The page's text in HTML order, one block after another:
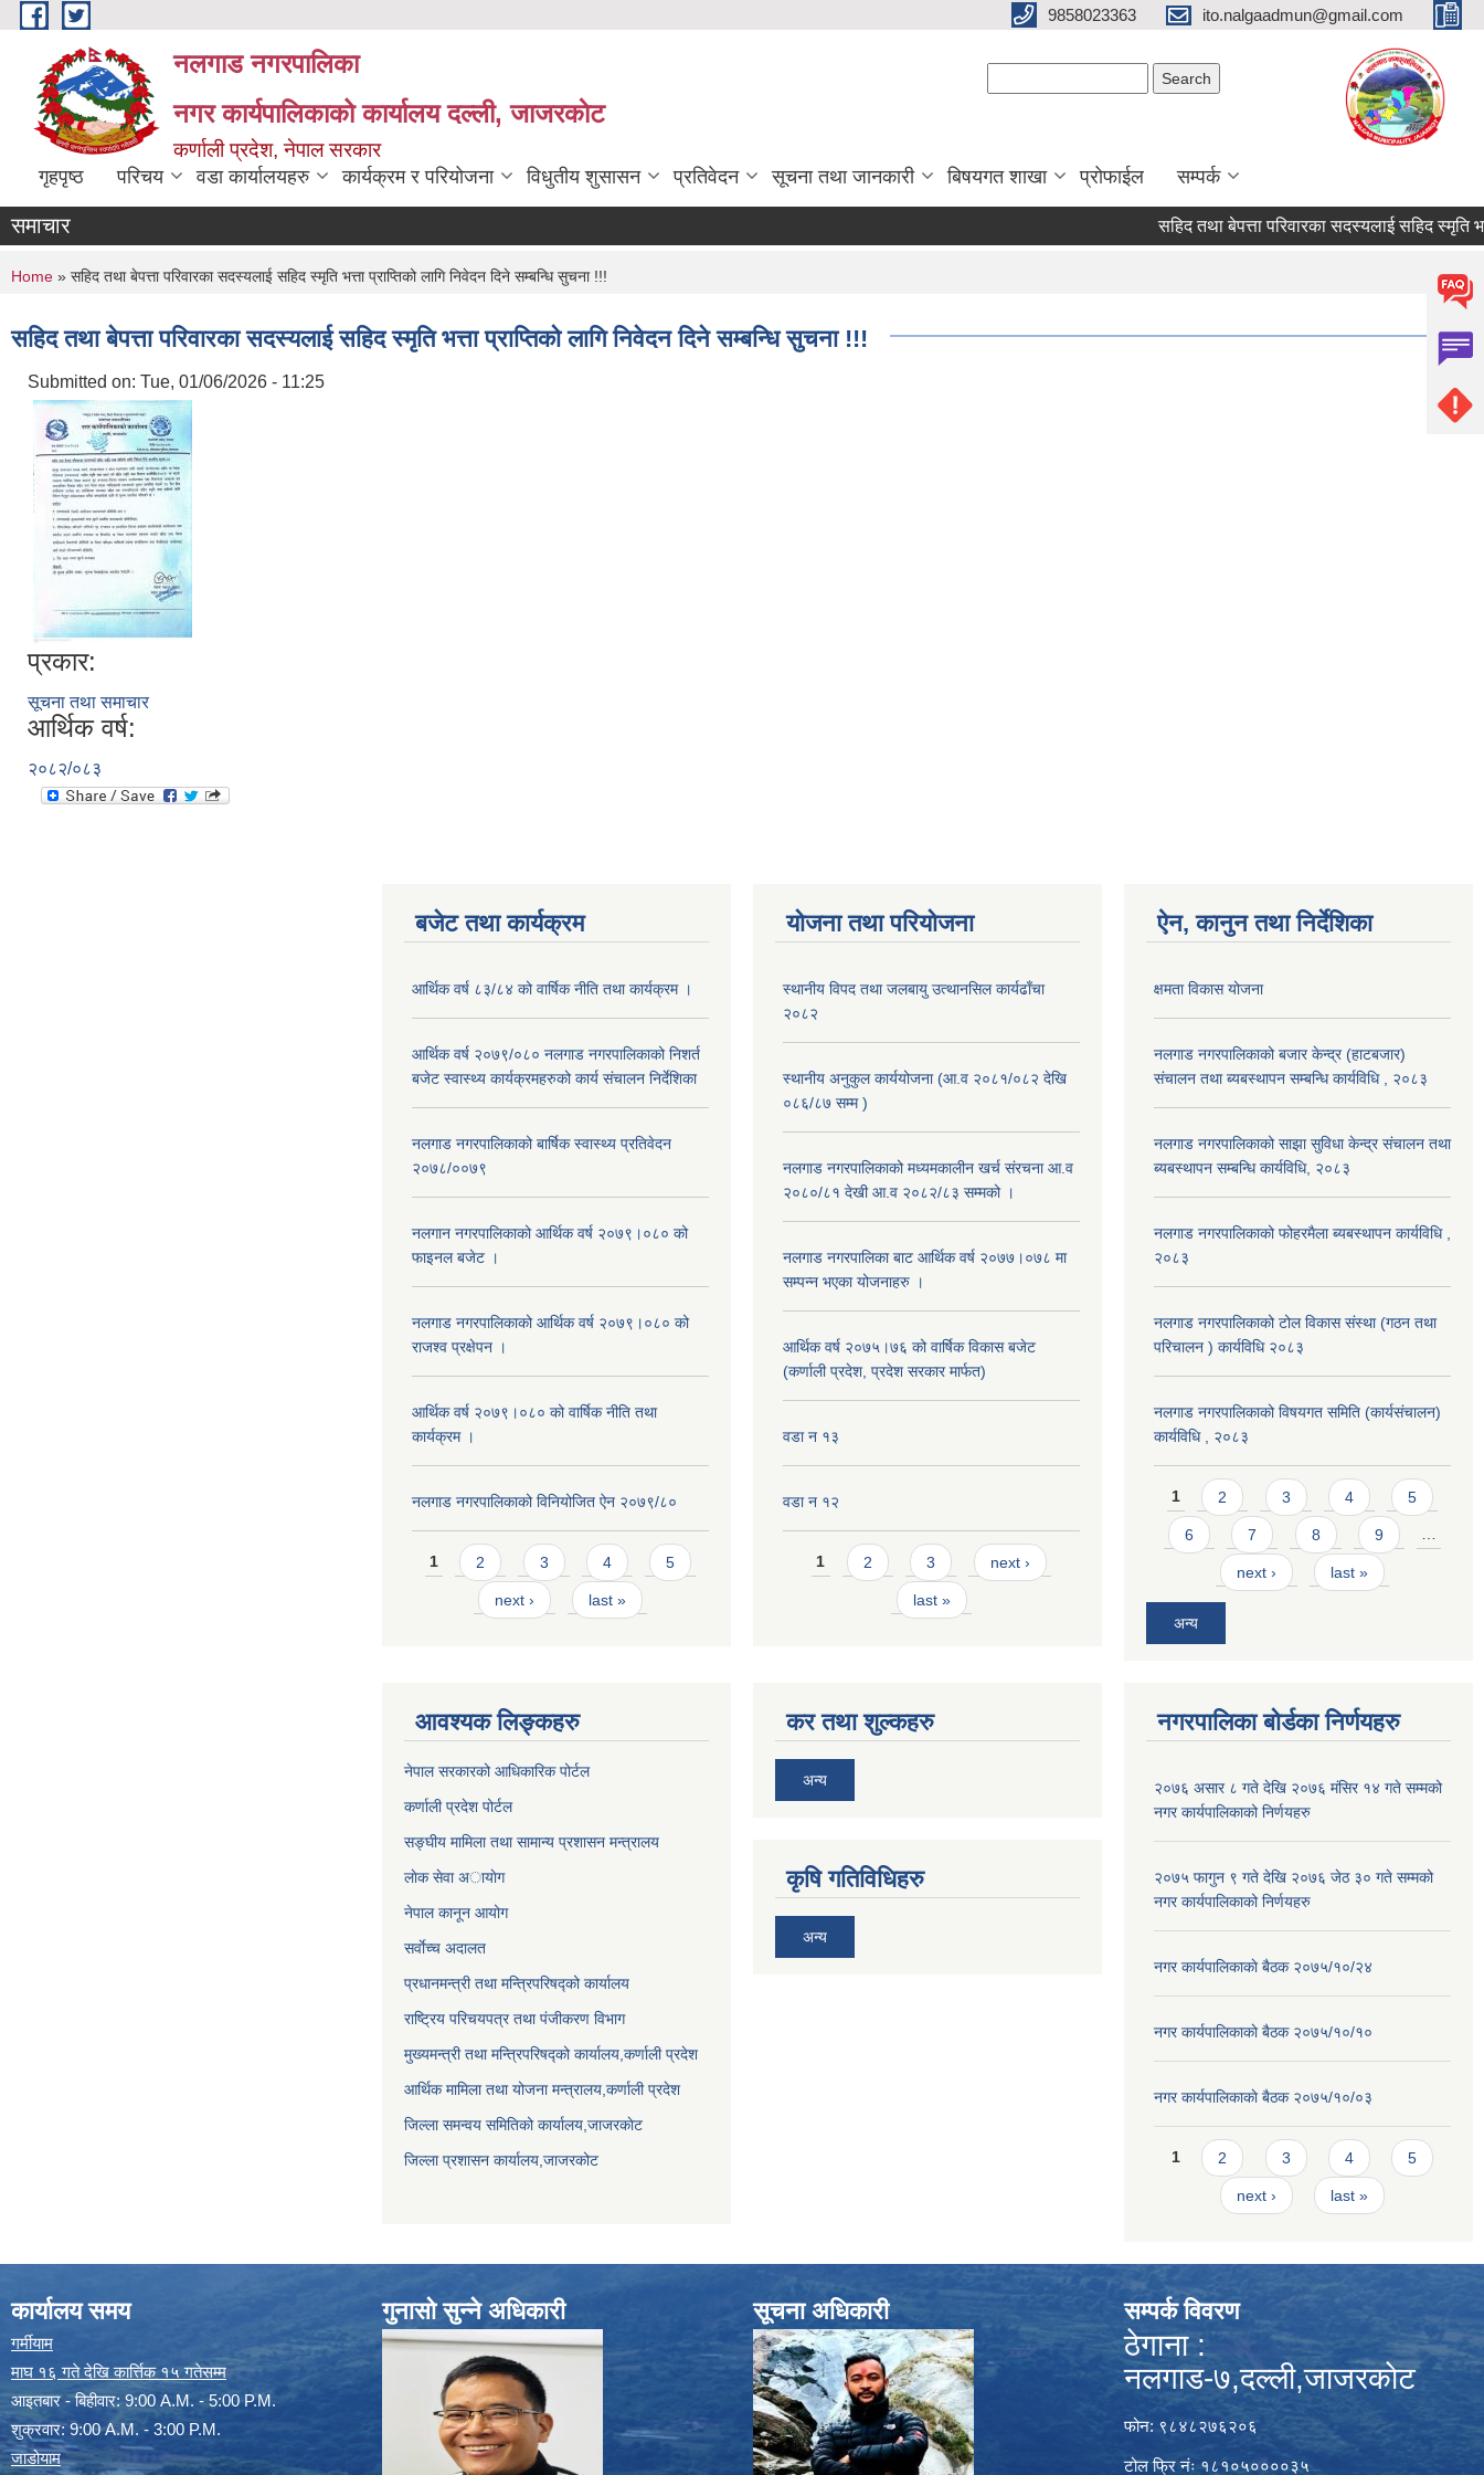
Skip to main content 9858023363 ito.nalgaadmun@gmail.com
नलगाड नगरपालिका
नगर कार्यपालिकाको कार्यालय दल्ली, जाजरकाेट
कर्णाली प्रदेश, नेपाल सरकार
गृहपृष्ठ परिचय वडा कार्यालयहरु कार्यक्रम र परियोजना विधुतीय शुसासन प्रतिवेदन सूचना तथा जानकारी बिषयगत शाखा प्रोफाईल सम्पर्क
समाचार सहिद तथा बेपत्ता परिवारका सदस्यलाई सहिद स्मृति भत्ता
You are here
Home » सहिद तथा बेपत्ता परिवारका सदस्यलाई सहिद स्मृति भत्ता प्राप्तिको लागि निवेदन दिने सम्बन्धि सुचना !!!
सहिद तथा बेपत्ता परिवारका सदस्यलाई सहिद स्मृति भत्ता प्राप्तिको लागि निवेदन दिने सम्बन्धि सुचना !!!
Submitted on: Tue, 01/06/2026 - 11:25
प्रकार:
सूचना तथा समाचार
आर्थिक वर्ष:
२०८२/०८३
बजेट तथा कार्यक्रम
आर्थिक वर्ष ८३/८४ को वार्षिक नीति तथा कार्यक्रम ।
आर्थिक वर्ष २०७९/०८० नलगाड नगरपालिकाको निशर्त
बजेट स्वास्थ्य कार्यक्रमहरुको कार्य संचालन निर्देशिका
नलगाड नगरपालिकाको बार्षिक स्वास्थ्य प्रतिवेदन
२०७८/००७९
नलगान नगरपालिकाको आर्थिक वर्ष २०७९।०८० को
फाइनल बजेट ।
नलगाड नगरपालिकाको आर्थिक वर्ष २०७९।०८० को
राजश्व प्रक्षेपन ।
आर्थिक वर्ष २०७९।०८० को वार्षिक नीति तथा
कार्यक्रम ।
नलगाड नगरपालिकाको विनियोजित ऐन २०७९/८०
Pages
1 2 3 4 5
next › last »
योजना तथा परियोजना
स्थानीय विपद तथा जलबायु उत्थानसिल कार्यढाँचा
२०८२
स्थानीय अनुकुल कार्ययोजना (आ.व २०८१/०८२ देखि
०८६/८७ सम्म )
नलगाड नगरपालिकाको मध्यमकालीन खर्च संरचना आ.व
२०८०/८१ देखी आ.व २०८२/८३ सम्मको ।
नलगाड नगरपालिका बाट आर्थिक वर्ष २०७७।०७८ मा
सम्पन्न भएका योजनाहरु ।
आर्थिक वर्ष २०७५।७६ को वार्षिक विकास बजेट
(कर्णाली प्रदेश, प्रदेश सरकार मार्फत)
वडा न १३
वडा न १२
Pages
1 2 3 next ›
last »
ऐन, कानुन तथा निर्देशिका
क्षमता विकास योजना
नलगाड नगरपालिकाको बजार केन्द्र (हाटबजार)
संचालन तथा ब्यबस्थापन सम्बन्धि कार्यविधि , २०८३
नलगाड नगरपालिकाको साझा सुविधा केन्द्र संचालन तथा
ब्यबस्थापन सम्बन्धि कार्यविधि, २०८३
नलगाड नगरपालिकाको फोहरमैला ब्यबस्थापन कार्यविधि ,
२०८३
नलगाड नगरपालिकाको टोल विकास संस्था (गठन तथा
परिचालन ) कार्यविधि २०८३
नलगाड नगरपालिकाको विषयगत समिति (कार्यसंचालन)
कार्यविधि , २०८३
Pages
1 2 3 4 5
6 7 8 9 …
next › last »
अन्य
आवश्यक लिङ्कहरु
नेपाल सरकारको आधिकारिक पोर्टल
कर्णाली प्रदेश पोर्टल
सङ्घीय मामिला तथा सामान्य प्रशासन मन्त्रालय
लाेक सेवा अायाेग
नेपाल कानून आयोग
सर्वाेच्च अदालत
प्रधानमन्त्री तथा मन्त्रिपरिषद्को कार्यालय
राष्ट्रिय परिचयपत्र तथा पंजीकरण विभाग
मुख्यमन्त्री तथा मन्त्रिपरिषद्को कार्यालय,कर्णाली प्रदेश
आर्थिक मामिला तथा योजना मन्त्रालय,कर्णाली प्रदेश
जिल्ला समन्वय समितिको कार्यालय,जाजरकाेट
जिल्ला प्रशासन कार्यालय,जाजरकोट
कर तथा शुल्कहरु
अन्य
कृषि गतिविधिहरु
अन्य
नगरपालिका बोर्डका निर्णयहरु
२०७६ असार ८ गते देखि २०७६ मंसिर १४ गते सम्मको
नगर कार्यपालिकाको निर्णयहरु
२०७५ फागुन ९ गते देखि २०७६ जेठ ३० गते सम्मको
नगर कार्यपालिकाको निर्णयहरु
नगर कार्यपालिकाकाे बैठक २०७५/१०/२४
नगर कार्यपालिकाकाे बैठक २०७५/१०/१०
नगर कार्यपालिकाकाे बैठक २०७५/१०/०३
Pages
1 2 3 4 5
next › last »
कार्यालय समय
गर्मीयाम
माघ १६ गते देखि कार्त्तिक १५ गतेसम्म
आइतबार - बिहीवार: 9:00 A.M. - 5:00 P.M.
शुक्रवार: 9:00 A.M. - 3:00 P.M.
जाडोयाम
गुनासो सुन्ने अधिकारी सूचना अधिकारी सम्पर्क विवरण
ठेगाना :
नलगाड-७,दल्ली,जाजरकाेट
फोन: ९८४८२७६२०६
टोल फ्रि नंः १८१०५००००३५